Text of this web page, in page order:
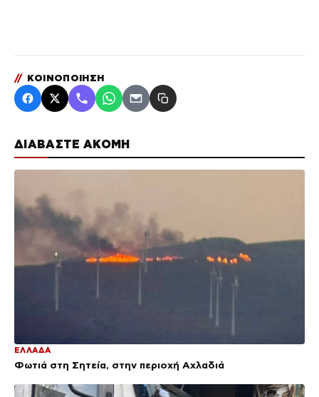
ΔΙΑΒΑΣΤΕ ΑΚΟΜΗ
ΕΛΛΑΔΑ
Φωτιά στη Σητεία, στην περιοχή Αχλαδιά
// ΚΟΙΝΟΠΟΙΗΣΗ